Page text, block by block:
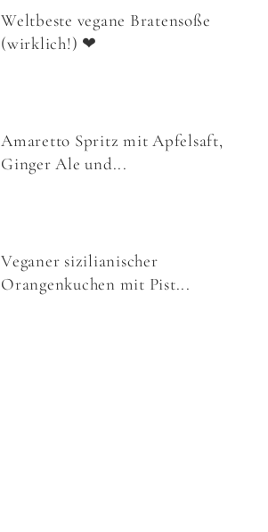
Weltbeste vegane Bratensoße
(wirklich!) ❤
Amaretto Spritz mit Apfelsaft,
Ginger Ale und...
Veganer sizilianischer
Orangenkuchen mit Pist...